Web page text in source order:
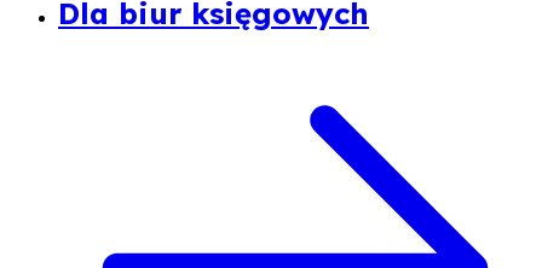
Dla biur księgowych